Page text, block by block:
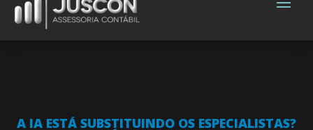
A IA ESTÁ SUBSTITUINDO OS ESPECIALISTAS?